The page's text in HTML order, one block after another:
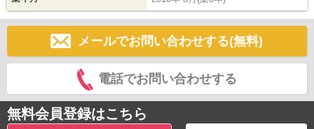
メールでお問い合わせする(無料)
電話でお問い合わせする
無料会員登録はこちら